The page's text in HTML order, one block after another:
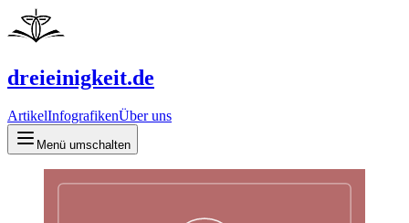
dreieinigkeit.de
ArtikelInfografikenÜber uns
Menü umschalten